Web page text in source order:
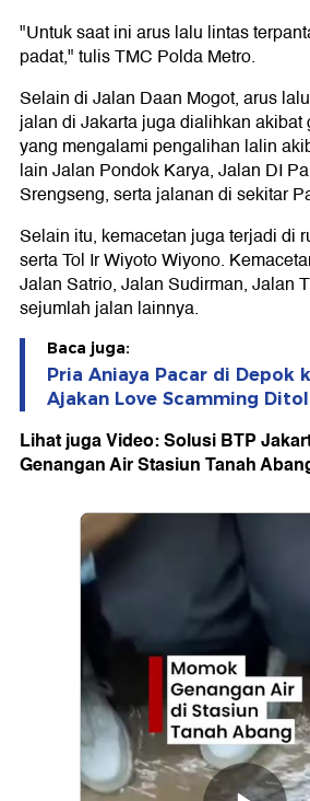
"Untuk saat ini arus lalu lintas
padat," tulis TMC Polda Metro.
Selain di Jalan Daan Mogot, arus
jalan di Jakarta juga dialihkan akibat
yang mengalami pengalihan lalin
lain Jalan Pondok Karya, Jalan DI
Srengseng, serta jalanan di sekitar
Selain itu, kemacetan juga terjadi di
serta Tol Ir Wiyoto Wiyono.
Jalan Satrio, Jalan Sudirman, Jalan
sejumlah jalan lainnya.
Baca juga:
Pria Aniaya Pacar di Depok
Ajakan Love Scamming
Lihat juga Video: Solusi BTP
Genangan Air Stasiun Tanah